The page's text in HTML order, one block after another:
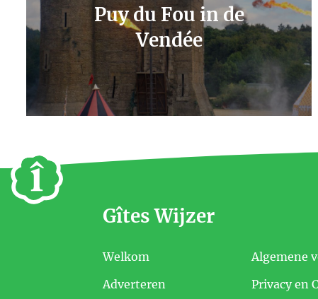
Puy du Fou in de
Vendée
Gîtes Wijzer
Welkom
Adverteren
Algemene
Privacy en